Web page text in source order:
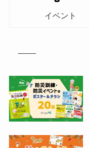
イベント